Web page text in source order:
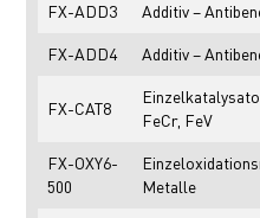
FX-ADD3 Additiv –
FX-ADD4 Additiv –
FX-CAT8
FeCr, FeV
FX-OXY6-
500
Metalle